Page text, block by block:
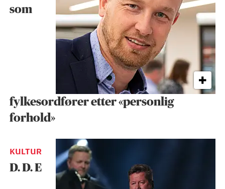
som
fylkesordfører etter «personlig
forhold»
KULTUR
D. D. E